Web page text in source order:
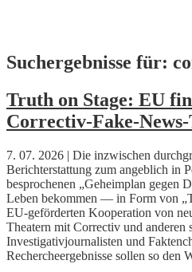
Skip
to
Suchergebnisse für:
Truth on Stage: EU
Correctiv-Fake-
7. 07. 2026 | Die inzwischen
Berichterstattung zum angeblich in
besprochenen „Geheimplan gegen
Leben bekommen — in Form von
EU-geförderten Kooperation von
Theatern mit Correctiv und anderen
Investigativjournalisten und
Rechercheergebnisse sollen so den